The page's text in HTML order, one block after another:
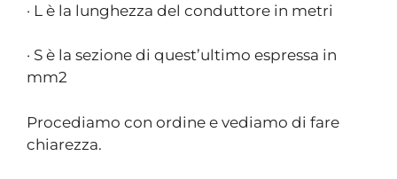
· L è la lunghezza del conduttore in metri
· S è la sezione di quest’ultimo espressa in
mm2
Procediamo con ordine e vediamo di fare
chiarezza.